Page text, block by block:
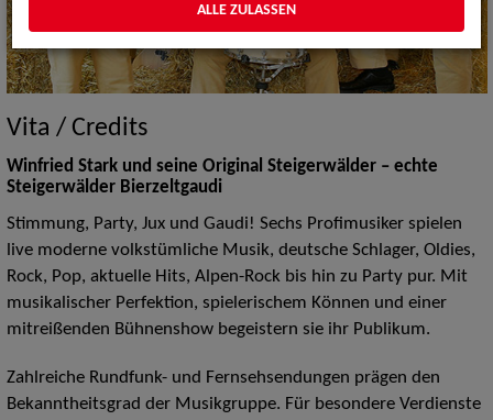
Vita / Credits
Winfried Stark und seine Original Steigerwälder – echte
Steigerwälder Bierzeltgaudi
Stimmung, Party, Jux und Gaudi! Sechs Profimusiker spielen
live moderne volkstümliche Musik, deutsche Schlager, Oldies,
Rock, Pop, aktuelle Hits, Alpen-Rock bis hin zu Party pur. Mit
musikalischer Perfektion, spielerischem Können und einer
mitreißenden Bühnenshow begeistern sie ihr Publikum.
Zahlreiche Rundfunk- und Fernsehsendungen prägen den
Bekanntheitsgrad der Musikgruppe. Für besondere Verdienste
ALLE ZULASSEN